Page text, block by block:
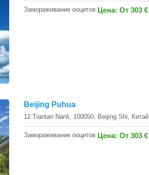
Замораживание ооцитов Цена: От 303 €
Beijing Puhua
12 Tiantan Nanli, 100050, Beijing Shi, Китай
Замораживание ооцитов Цена: От 303 €